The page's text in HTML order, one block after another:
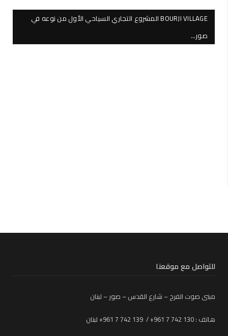
BOURJI VILLAGE المشروع التجاري السياحي الأول من نوعه في
صور…
للتواصل مع موقعنا
مبنى صوت الفرح – شارع القدس – صور – لبنان
هاتف : 130 742 7 961+ / 139 742 7 961+ لبنان